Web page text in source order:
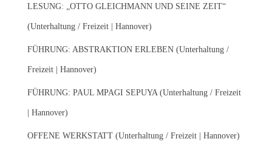
:LESUNG: „OTTO GLEICHMANN UND SEINE ZEIT“
(Unterhaltung / Freizeit | Hannover)
FÜHRUNG: ABSTRAKTION ERLEBEN (Unterhaltung /
Freizeit | Hannover)
FÜHRUNG: PAUL MPAGI SEPUYA (Unterhaltung / Freizeit
| Hannover)
OFFENE WERKSTATT (Unterhaltung / Freizeit | Hannover)